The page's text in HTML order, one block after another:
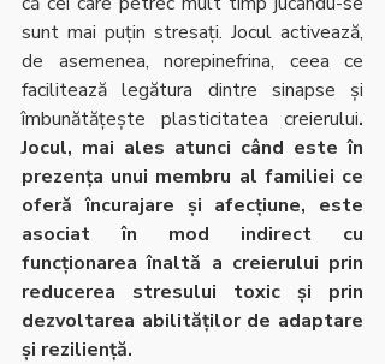
sunt mai puțin stresați. Jocul activează,
de asemenea, norepinefrina, ceea ce
facilitează legătura dintre sinapse și
îmbunătățește plasticitatea creierului.
Jocul, mai ales atunci când este în
prezența unui membru al familiei ce
oferă încurajare și afecțiune, este
asociat în mod indirect cu
funcționarea înaltă a creierului prin
reducerea stresului toxic și prin
dezvoltarea abilităților de adaptare
și reziliență.